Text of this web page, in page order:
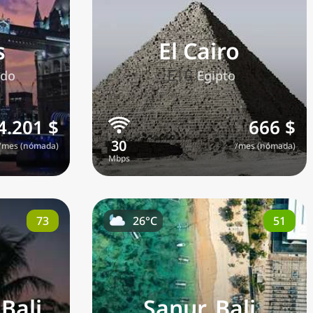
$
(nómada)
El Cairo
🇪🇬Egipto
666 $
/mes (nómada)
73 26°C 51